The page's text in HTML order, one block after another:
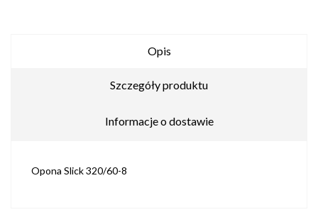
Opis
Szczegóły produktu
Informacje o dostawie
Opona Slick 320/60-8